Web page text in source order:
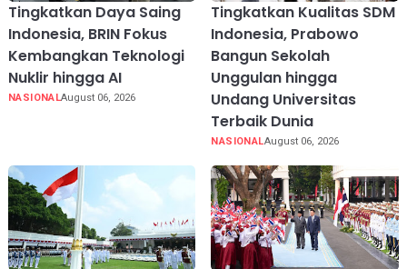
Tingkatkan Daya Saing
Indonesia, BRIN Fokus
Kembangkan Teknologi
Nuklir hingga AI
NASIONALAugust 06, 2026
Tingkatkan Kualitas SDM
Indonesia, Prabowo
Bangun Sekolah
Unggulan hingga
Undang Universitas
Terbaik Dunia
NASIONALAugust 06, 2026